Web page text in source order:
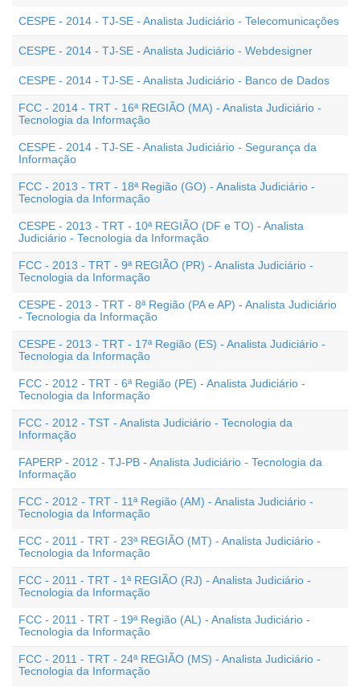
CESPE - 2014 - TJ-SE - Analista Judiciário - Telecomunicações
CESPE - 2014 - TJ-SE - Analista Judiciário - Webdesigner
CESPE - 2014 - TJ-SE - Analista Judiciário - Banco de Dados
FCC - 2014 - TRT - 16ª REGIÃO (MA) - Analista Judiciário -
Tecnologia da Informação
CESPE - 2014 - TJ-SE - Analista Judiciário - Segurança da
Informação
FCC - 2013 - TRT - 18ª Região (GO) - Analista Judiciário -
Tecnologia da Informação
CESPE - 2013 - TRT - 10ª REGIÃO (DF e TO) - Analista
Judiciário - Tecnologia da Informação
FCC - 2013 - TRT - 9ª REGIÃO (PR) - Analista Judiciário -
Tecnologia da Informação
CESPE - 2013 - TRT - 8ª Região (PA e AP) - Analista Judiciário
- Tecnologia da Informação
CESPE - 2013 - TRT - 17ª Região (ES) - Analista Judiciário -
Tecnologia da Informação
FCC - 2012 - TRT - 6ª Região (PE) - Analista Judiciário -
Tecnologia da Informação
FCC - 2012 - TST - Analista Judiciário - Tecnologia da
Informação
FAPERP - 2012 - TJ-PB - Analista Judiciário - Tecnologia da
Informação
FCC - 2012 - TRT - 11ª Região (AM) - Analista Judiciário -
Tecnologia da Informação
FCC - 2011 - TRT - 23ª REGIÃO (MT) - Analista Judiciário -
Tecnologia da Informação
FCC - 2011 - TRT - 1ª REGIÃO (RJ) - Analista Judiciário -
Tecnologia da Informação
FCC - 2011 - TRT - 19ª Região (AL) - Analista Judiciário -
Tecnologia da Informação
FCC - 2011 - TRT - 24ª REGIÃO (MS) - Analista Judiciário -
Tecnologia da Informação